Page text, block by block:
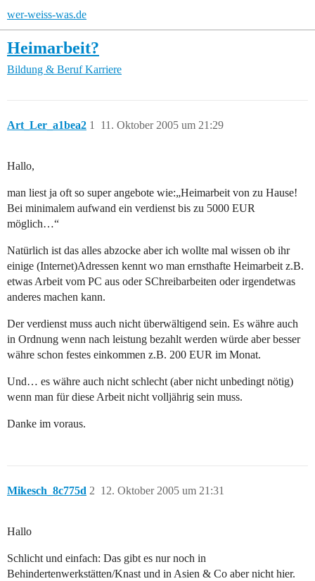
wer-weiss-was.de
Heimarbeit?
Bildung & Beruf Karriere
Art_Ler_a1bea2 11. Oktober 2005 um 21:29
1
Hallo,
man liest ja oft so super angebote wie:„Heimarbeit von zu Hause!
Bei minimalem aufwand ein verdienst bis zu 5000 EUR
möglich…“
Natürlich ist das alles abzocke aber ich wollte mal wissen ob ihr
einige (Internet)Adressen kennt wo man ernsthafte Heimarbeit z.B.
etwas Arbeit vom PC aus oder SChreibarbeiten oder irgendetwas
anderes machen kann.
Der verdienst muss auch nicht überwältigend sein. Es währe auch
in Ordnung wenn nach leistung bezahlt werden würde aber besser
währe schon festes einkommen z.B. 200 EUR im Monat.
Und… es währe auch nicht schlecht (aber nicht unbedingt nötig)
wenn man für diese Arbeit nicht volljährig sein muss.
Danke im voraus.
Mikesch_8c775d 12. Oktober 2005 um 21:31
2
Hallo
Schlicht und einfach: Das gibt es nur noch in
Behindertenwerkstätten/Knast und in Asien & Co aber nicht hier.